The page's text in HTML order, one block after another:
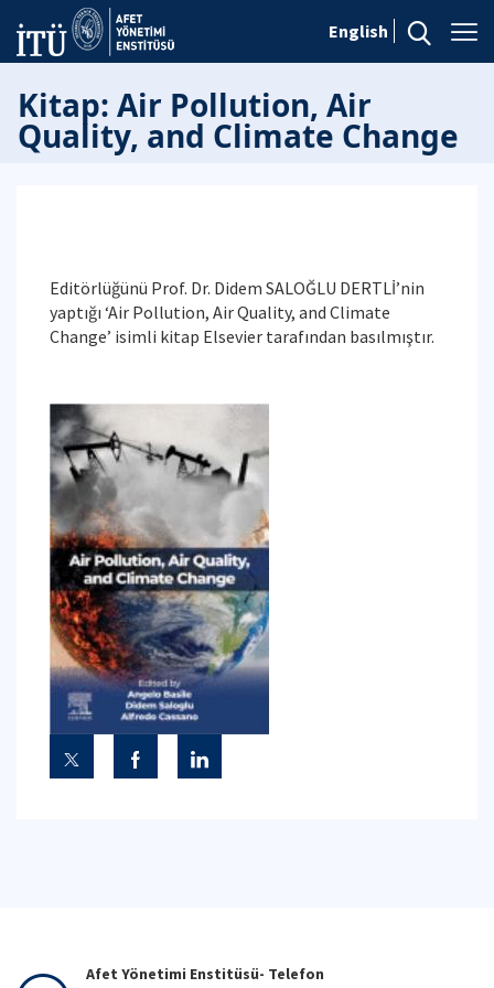
English
Kitap: Air Pollution, Air
Quality, and Climate Change
Editörlüğünü Prof. Dr. Didem SALOĞLU DERTLİ’nin
yaptığı ‘Air Pollution, Air Quality, and Climate
Change’ isimli kitap Elsevier tarafından basılmıştır.
Afet Yönetimi Enstitüsü- Telefon